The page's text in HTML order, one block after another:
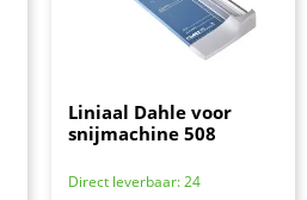
Liniaal Dahle voor
snijmachine 508
Direct leverbaar: 24